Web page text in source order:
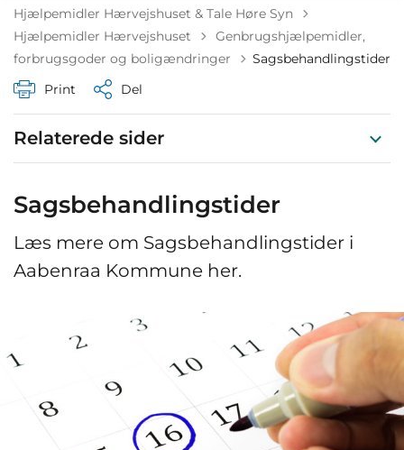
Hjælpemidler Hærvejshuset & Tale Høre Syn
Hjælpemidler Hærvejshuset
Tilbage til
Genbrugshjælpemidler,
forbrugsgoder og boligændringer
Sagsbehandlingstider
Print
Del
Relaterede sider
Sagsbehandlingstider
Læs mere om Sagsbehandlingstider i
Aabenraa Kommune her.